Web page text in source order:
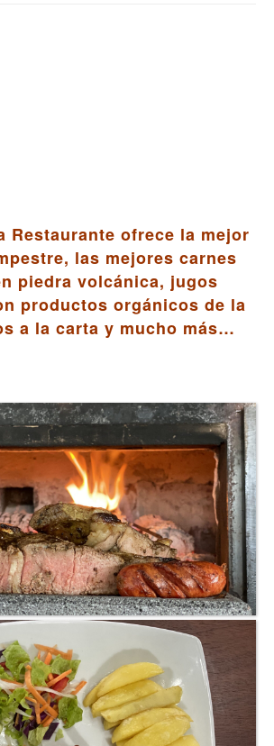
Restaurante ofrece la mejor
las mejores carnes
piedra volcánica, jugos
productos orgánicos de la
a la carta y mucho más…